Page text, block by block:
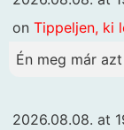
on Tippeljen, ki
Én meg már
2026.08.08. at